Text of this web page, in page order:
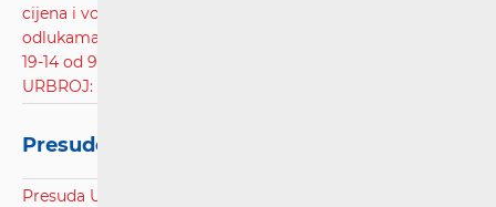
cijena i vođenja troškovnog računovodstva određena
odlukama KLASA: UP/I-344-01/17-03/02 URBROJ: 376-05-1-
19-14 od 9. svibnja 2018. i KLASA: UP/I-344-01/17-03/02,
URBROJ: 376-11-18-6 od 26. rujna 2019.pdf
Presude Upravnog suda
Presuda Upravnog suda u Splitu, poslovni broj: UsI-